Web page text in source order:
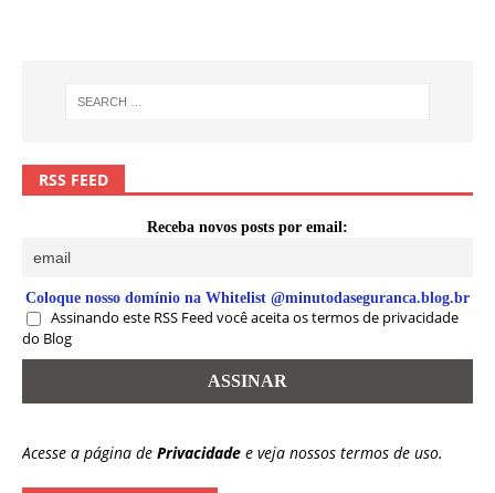
RSS FEED
Receba novos posts por email:
Coloque nosso domínio na Whitelist @minutodaseguranca.blog.br
Assinando este RSS Feed você aceita os termos de privacidade
do Blog
Acesse a página de Privacidade e veja nossos termos de uso.